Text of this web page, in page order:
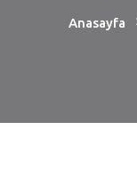
Anasayfa